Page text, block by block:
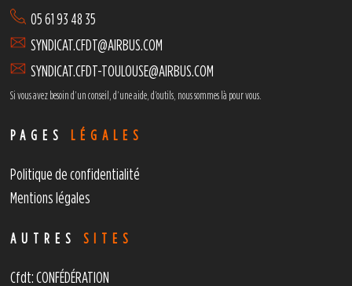
05 61 93 48 35
SYNDICAT.CFDT@AIRBUS.COM
SYNDICAT.CFDT-TOULOUSE@AIRBUS.COM
Si vous avez besoin d’un conseil, d’une aide, d’outils, nous sommes là pour vous.
PAGES LÉGALES
Politique de confidentialité
Mentions légales
AUTRESSITES
Cfdt: CONFÉDÉRATION